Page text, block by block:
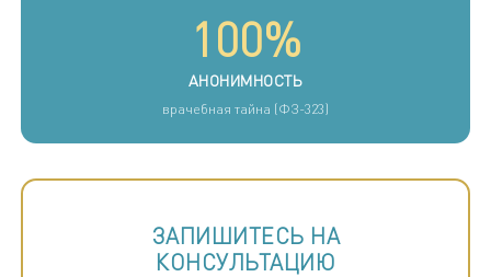
100%
АНОНИМНОСТЬ
врачебная тайна (ФЗ-323)
ЗАПИШИТЕСЬ НА
КОНСУЛЬТАЦИЮ